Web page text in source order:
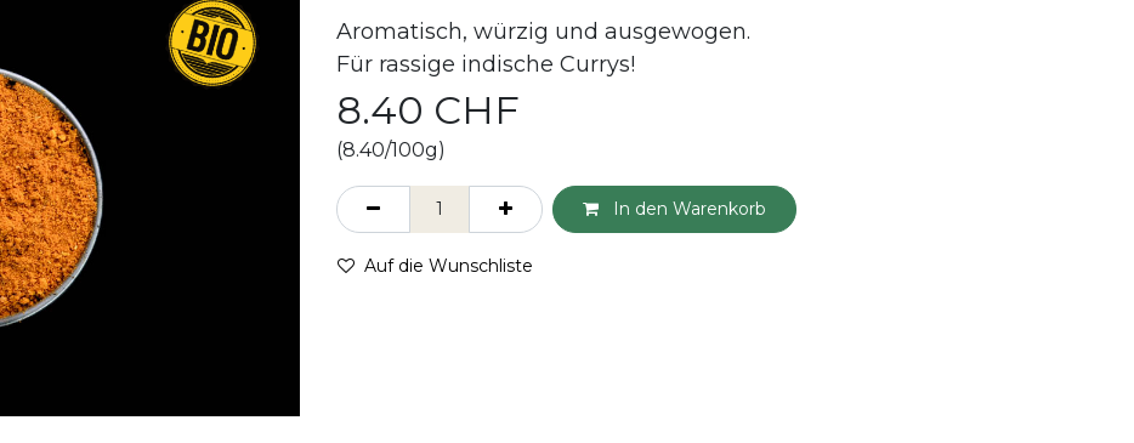
Aromatisch, würzig und ausgewogen.
Für rassige indische Currys!
8.40 CHF
(8.40/100g)
In den Warenkorb
Auf die Wunschliste